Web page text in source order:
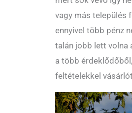
vagy más település
ennyivel több pénz
talán jobb lett volna
a több
feltételekkel